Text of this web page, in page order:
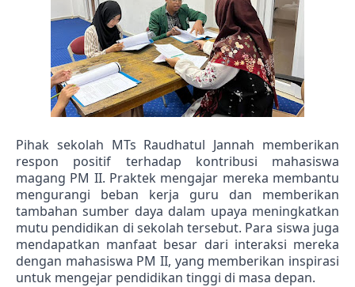
Pihak sekolah MTs Raudhatul Jannah memberikan
respon positif terhadap kontribusi mahasiswa
magang PM II. Praktek mengajar mereka membantu
mengurangi beban kerja guru dan memberikan
tambahan sumber daya dalam upaya meningkatkan
mutu pendidikan di sekolah tersebut. Para siswa juga
mendapatkan manfaat besar dari interaksi mereka
dengan mahasiswa PM II, yang memberikan inspirasi
untuk mengejar pendidikan tinggi di masa depan.